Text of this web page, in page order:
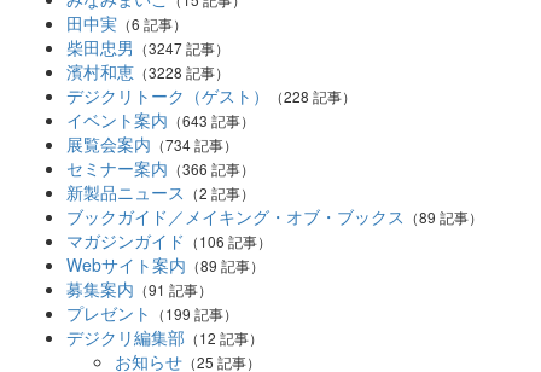
田中実 （6 記事）
柴田忠男 （3247 記事）
濱村和恵 （3228 記事）
デジクリトーク（ゲスト） （228 記事）
イベント案内 （643 記事）
展覧会案内 （734 記事）
セミナー案内 （366 記事）
新製品ニュース （2 記事）
ブックガイド／メイキング・オブ・ブックス （89 記事）
マガジンガイド （106 記事）
Webサイト案内 （89 記事）
募集案内 （91 記事）
プレゼント （199 記事）
デジクリ編集部 （12 記事）
お知らせ （25 記事）